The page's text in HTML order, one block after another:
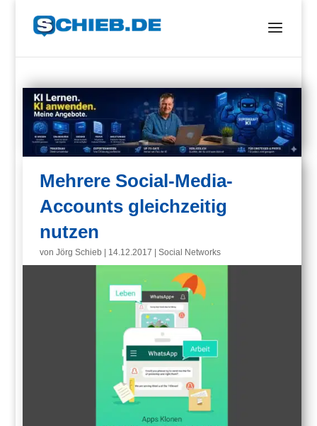
Mehrere Social-Media-
Accounts gleichzeitig
nutzen
vonJörg Schieb 14.12.2017 |Social Networks